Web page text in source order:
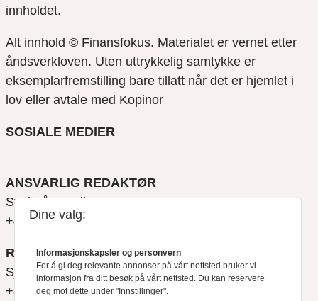
innholdet.
Alt innhold © Finansfokus. Materialet er vernet etter
åndsverkloven. Uten uttrykkelig samtykke er
eksemplarfremstilling bare tillatt når det er hjemlet i
lov eller avtale med Kopinor
SOSIALE MEDIER
ANSVARLIG REDAKTØR
Svein Åge Eriksen
+47 900 79 547
REDAKTØR
Sjur Anda
+47 470 34 460
Dine valg:
Informasjonskapsler og personvern
For å gi deg relevante annonser på vårt nettsted bruker vi
informasjon fra ditt besøk på vårt nettsted. Du kan reservere
deg mot dette under "Innstillinger".